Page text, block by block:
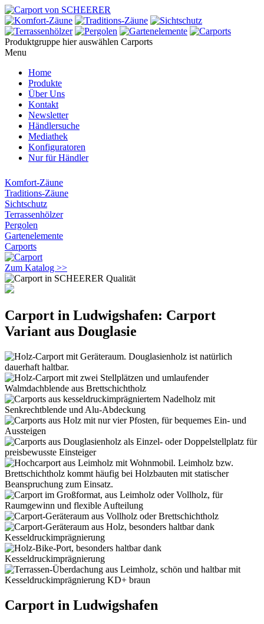
Produktgruppe hier auswählen Carports
Menu
Home
Produkte
Über Uns
Kontakt
Newsletter
Händlersuche
Mediathek
Konfiguratoren
Nur für Händler
Komfort-Zäune
Traditions-Zäune
Sichtschutz
Terrassenhölzer
Pergolen
Gartenelemente
Carports
Zum Katalog >>
Carport in Ludwigshafen: Carport
Variant aus Douglasie
Carport in Ludwigshafen